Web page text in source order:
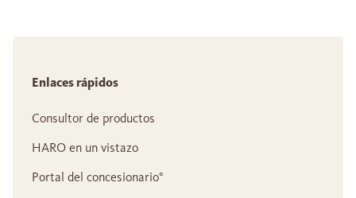
Enlaces rápidos
Consultor de productos
HARO en un vistazo
Portal del concesionario°